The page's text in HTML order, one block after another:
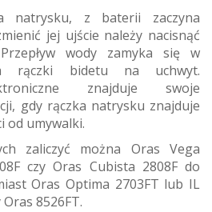
natrysku, z baterii zaczyna
jej ujście należy nacisnąć
wody zamyka się w
rączki bidetu na uchwyt.
znajduje swoje
gdy rączka natrysku znajduje
od umywalki.
zaliczyć można Oras Vega
czy Oras Cubista 2808F do
Oras Optima 2703FT lub IL
Oras 8526FT.